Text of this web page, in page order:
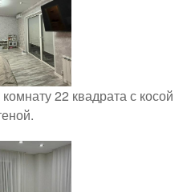
22 квадрата с косой